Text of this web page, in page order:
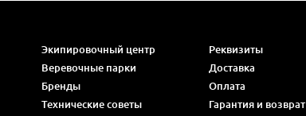
Экипировочный центр
Веревочные парки
Бренды
Технические советы
Реквизиты
Доставка
Оплата
Гарантия и возврат